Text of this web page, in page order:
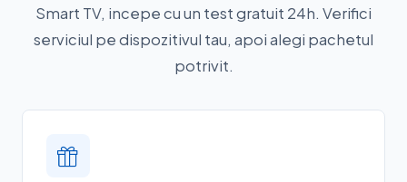
Smart TV, incepe cu un test gratuit 24h. Verifici
serviciul pe dispozitivul tau, apoi alegi pachetul
potrivit.